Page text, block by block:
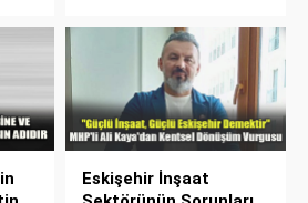
Eskişehir İnşaat